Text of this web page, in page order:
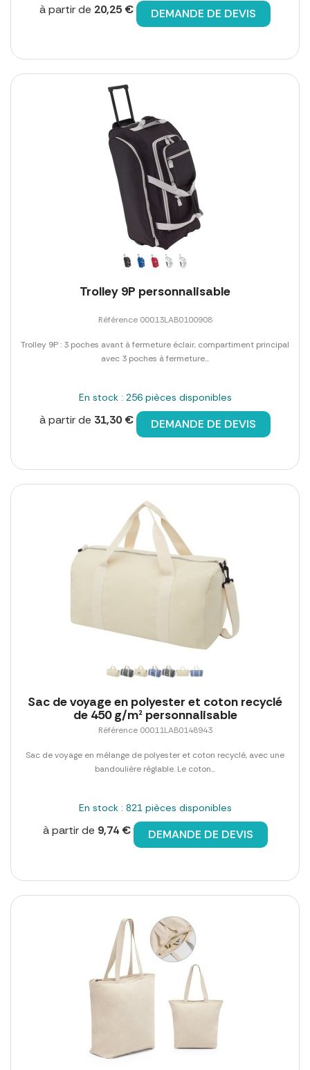
à partir de 20,25 € DEMANDE DE DEVIS
Trolley 9P personnalisable
Référence 00013LAB0100908
Trolley 9P : 3 poches avant à fermeture éclair, compartiment principal
avec 3 poches à fermeture...
En stock : 256 pièces disponibles
à partir de 31,30 € DEMANDE DE DEVIS
Sac de voyage en polyester et coton recyclé
de 450 g/m² personnalisable
Référence 00011LAB0148943
Sac de voyage en mélange de polyester et coton recyclé, avec une
bandoulière réglable. Le coton...
En stock : 821 pièces disponibles
à partir de 9,74 € DEMANDE DE DEVIS